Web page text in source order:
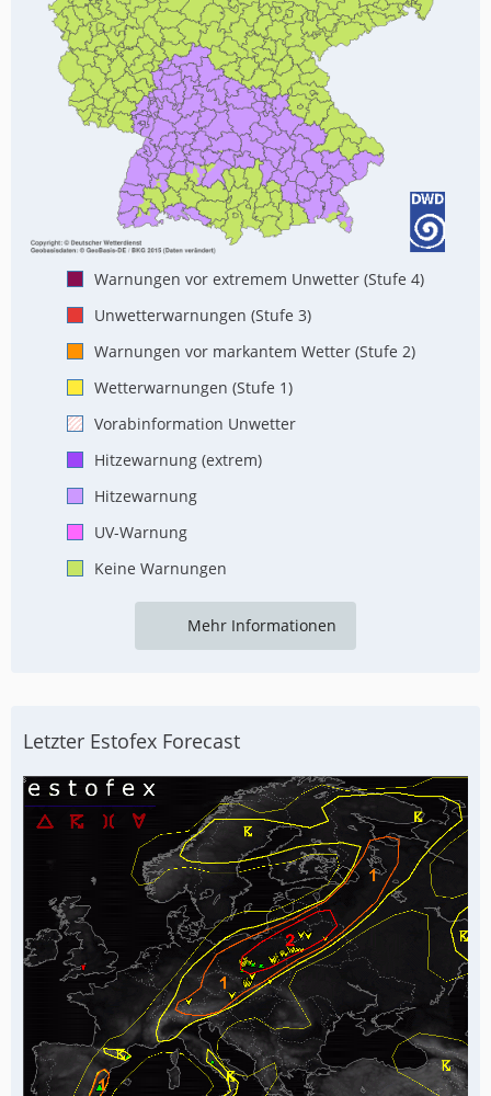
Warnungen vor extremem Unwetter (Stufe 4)
Unwetterwarnungen (Stufe 3)
Warnungen vor markantem Wetter (Stufe 2)
Wetterwarnungen (Stufe 1)
Vorabinformation Unwetter
Hitzewarnung (extrem)
Hitzewarnung
UV-Warnung
Keine Warnungen
Mehr Informationen
Letzter Estofex Forecast